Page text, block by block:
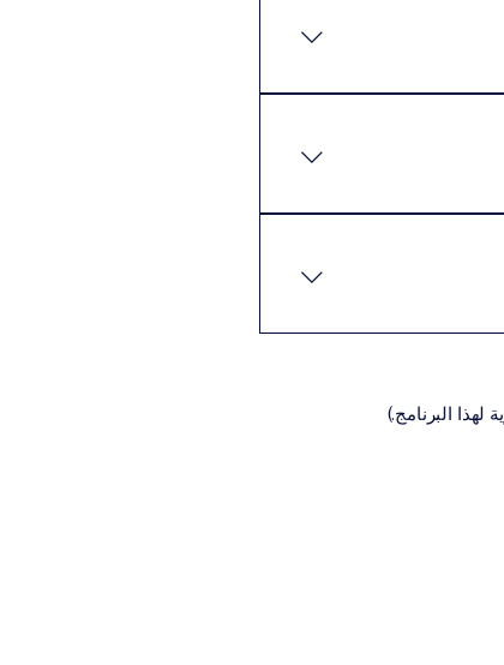
إكمال البرنامج
الأساسية عادةً ما
المناسبة للبرنامج،
لهذا البرنامج.)